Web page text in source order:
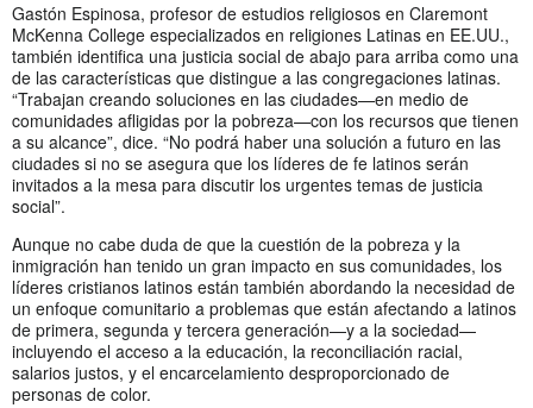
Gastón Espinosa, profesor de estudios religiosos en Claremont
McKenna College especializados en religiones Latinas en EE.UU.,
también identifica una justicia social de abajo para arriba como una
de las características que distingue a las congregaciones latinas.
“Trabajan creando soluciones en las ciudades—en medio de
comunidades afligidas por la pobreza—con los recursos que tienen
a su alcance”, dice. “No podrá haber una solución a futuro en las
ciudades si no se asegura que los líderes de fe latinos serán
invitados a la mesa para discutir los urgentes temas de justicia
social”.
Aunque no cabe duda de que la cuestión de la pobreza y la
inmigración han tenido un gran impacto en sus comunidades, los
líderes cristianos latinos están también abordando la necesidad de
un enfoque comunitario a problemas que están afectando a latinos
de primera, segunda y tercera generación—y a la sociedad—
incluyendo el acceso a la educación, la reconciliación racial,
salarios justos, y el encarcelamiento desproporcionado de
personas de color.